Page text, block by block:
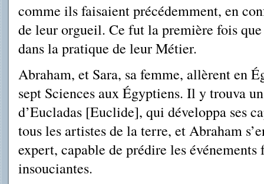
comme ils faisaient précédem­ment, en
de leur orgueil. Ce fut la première fois
dans la pratique de leur Métier.
Abraham, et Sara, sa femme, allèrent en
sept Sciences aux Égyptiens. Il y trouva
d’Eucladas [Euclide], qui développa ses
tous les artistes de la terre, et Abraham
expert, capable de prédire les événements
insouciantes.